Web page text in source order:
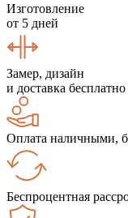
Изготовление
от 5 дней
Замер, дизайн
и доставка бесплатно
Оплата наличными,
Беспроцентная